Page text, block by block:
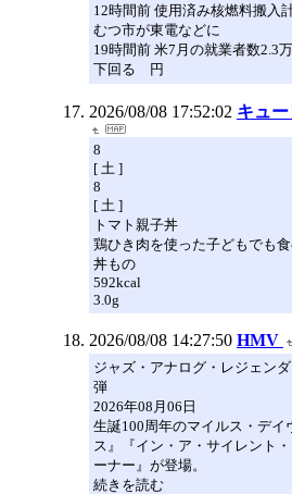
12時間前 使用済み核燃料搬入
むつ市が東電などに
19時間前 米7月の就業者数2.3
下回る 円
2026/08/08 17:52:02 キュ
8
[ 土 ]
8
[ 土 ]
トマト親子丼
鶏ひき肉を使った子どもでも
丼もの
592kcal
3.0g
2026/08/08 14:27:50 HMV
ジャズ・アナログ・レジェン
弾
2026年08月06日
生誕100周年のマイルス・デイ
ス』『イン・ア・サイレント
ーナー』が登場。
続きを読む